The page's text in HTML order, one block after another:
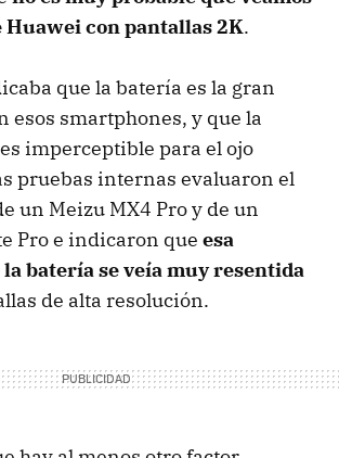
con pantallas 2K.
que la batería es la gran
esos smartphones, y que la
imperceptible para el ojo
pruebas internas evaluaron el
un Meizu MX4 Pro y de un
Pro e indicaron que esa
batería se veía muy resentida
de alta resolución.